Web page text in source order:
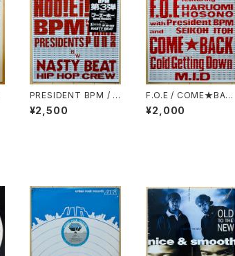
PRESIDENT BPM / H
OO！EI！HO！
¥2,500
F.O.E / COME★BAC
K
¥2,000